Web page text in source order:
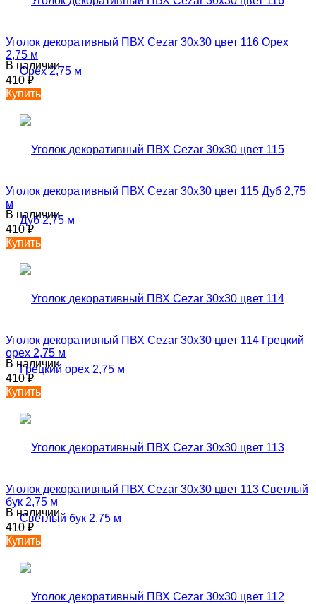
Уголок декоративный ПВХ Cezar 30х30 цвет 116 Орех
2,75 м
В наличии
410₽
Купить
Уголок декоративный ПВХ Cezar 30х30 цвет 115 Дуб 2,75
м
В наличии
410₽
Купить
Уголок декоративный ПВХ Cezar 30х30 цвет 114 Грецкий
орех 2,75 м
В наличии
410₽
Купить
Уголок декоративный ПВХ Cezar 30х30 цвет 113 Светлый
бук 2,75 м
В наличии
410₽
Купить